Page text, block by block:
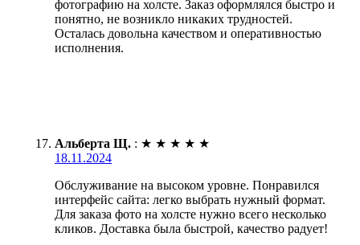
фотографию на холсте. Заказ оформлялся быстро и
понятно, не возникло никаких трудностей.
Осталась довольна качеством и оперативностью
исполнения.
Альберта Щ. : ★ ★ ★ ★ ★
18.11.2024
Обслуживание на высоком уровне. Понравился
интерфейс сайта: легко выбрать нужный формат.
Для заказа фото на холсте нужно всего несколько
кликов. Доставка была быстрой, качество радует!